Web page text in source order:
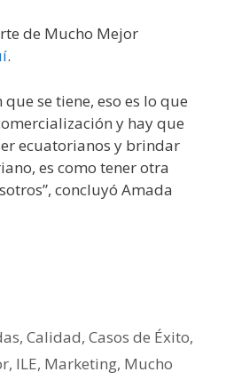
de Mucho Mejor
.
que se tiene, eso es lo que
y hay que
ecuatorianos y brindar
es como tener otra
concluyó Amada
,Calidad,Casos de Éxito,
, ILE, Marketing, Mucho